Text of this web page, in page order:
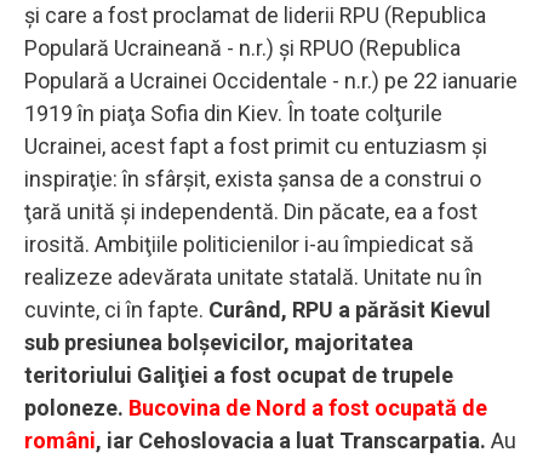
şi care a fost proclamat de liderii RPU (Republica
Populară Ucraineană - n.r.) şi RPUO (Republica
Populară a Ucrainei Occidentale - n.r.) pe 22 ianuarie
1919 în piaţa Sofia din Kiev. În toate colţurile
Ucrainei, acest fapt a fost primit cu entuziasm şi
inspiraţie: în sfârşit, exista şansa de a construi o
ţară unită şi independentă. Din păcate, ea a fost
irosită. Ambiţiile politicienilor i-au împiedicat să
realizeze adevărata unitate statală. Unitate nu în
cuvinte, ci în fapte. Curând, RPU a părăsit Kievul
sub presiunea bolşevicilor, majoritatea
teritoriului Galiţiei a fost ocupat de trupele
poloneze. Bucovina de Nord a fost ocupată de
români, iar Cehoslovacia a luat Transcarpatia. Au